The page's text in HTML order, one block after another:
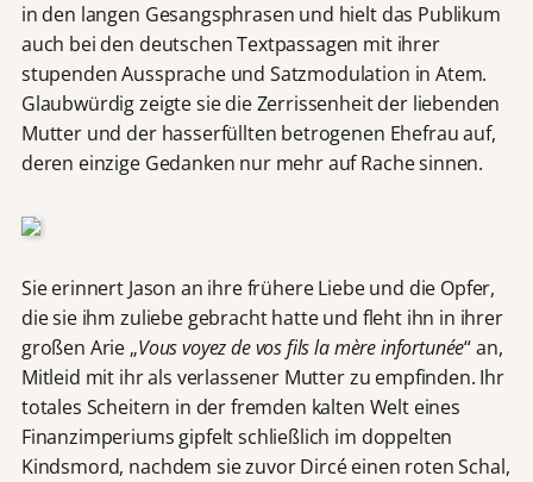
in den langen Gesangsphrasen und hielt das Publikum
auch bei den deutschen Textpassagen mit ihrer
stupenden Aussprache und Satzmodulation in Atem.
Glaubwürdig zeigte sie die Zerrissenheit der liebenden
Mutter und der hasserfüllten betrogenen Ehefrau auf,
deren einzige Gedanken nur mehr auf Rache sinnen.
Sie erinnert Jason an ihre frühere Liebe und die Opfer,
die sie ihm zuliebe gebracht hatte und fleht ihn in ihrer
großen Arie „Vous voyez de vos fils la mère infortunée“ an,
Mitleid mit ihr als verlassener Mutter zu empfinden. Ihr
totales Scheitern in der fremden kalten Welt eines
Finanzimperiums gipfelt schließlich im doppelten
Kindsmord, nachdem sie zuvor Dircé einen roten Schal,